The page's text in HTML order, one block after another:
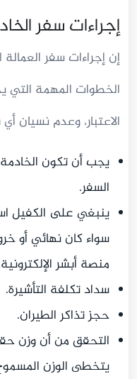
إجراءات سفر
إن إجراءات سفر
الخطوات المهمة
الاعتبار، وعدم نسيان
يجب أن تكون
السفر.
ينبغي على الكفيل
سواء كان نهائي أو
منصة أبشر
سداد تكلفة التأشيرة.
حجز تذاكر الطيران.
التحقق من أن وزن
يتخطى الوزن